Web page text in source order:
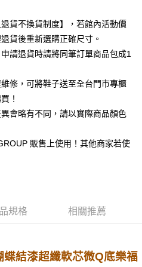
星展（台灣）商業銀行
永豐商業銀行
星展（台灣）商業銀行
中國信託商業銀行
)免運費
貨不換貨制度】，若館內活動價
貨後重新選購正確尺寸。
請退貨時請將同筆訂單商品包成1
修，可將鞋子送至全台門市專櫃
！
會略有不同，請以實際商品顏色
販售上使用！其他商家若使
規格 相關推薦
結漆超纖軟芯微Q底樂福